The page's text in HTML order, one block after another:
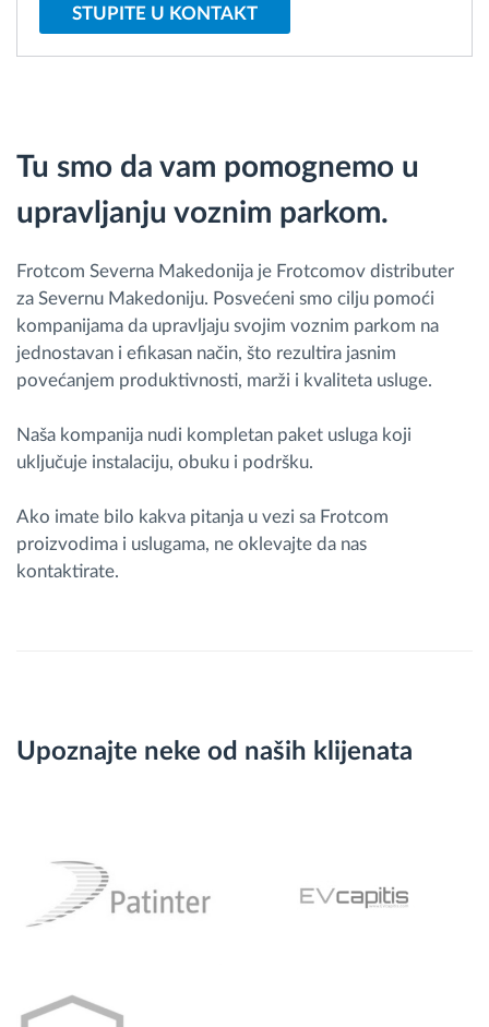
Otkrijte sve funkcije
Kako rešavamo sve aktivnosti voznog parka
Kalkulator uštede
STUPITE U KONTAKT
Tu smo da vam pomognemo u
upravljanju voznim parkom.
Frotcom Severna Makedonija je Frotcomov distributer
za Severnu Makedoniju. Posvećeni smo cilju pomoći
kompanijama da upravljaju svojim voznim parkom na
jednostavan i efikasan način, što rezultira jasnim
povećanjem produktivnosti, marži i kvaliteta usluge.
Naša kompanija nudi kompletan paket usluga koji
uključuje instalaciju, obuku i podršku.
Ako imate bilo kakva pitanja u vezi sa Frotcom
proizvodima i uslugama, ne oklevajte da nas
kontaktirate.
Upoznajte neke od naših klijenata